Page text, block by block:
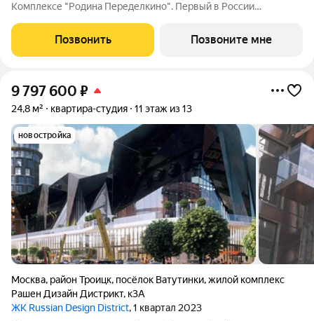
Комплексе "Родина Переделкино". Первый в России
квартал бизнес-класса на Западе Москвы на границе с
Ульяновским лесопарком, состоящий из пяти
Позвонить Позвоните мне
9 797 600 ₽
24,8 м² квартира-студия 11 этаж из 13
новостройка
Москва, район Троицк, посёлок Ватутинки,жилой комплекс
Рашен Дизайн Дистрикт, к3А
ЖК Russian Design District, 1 квартал 2023